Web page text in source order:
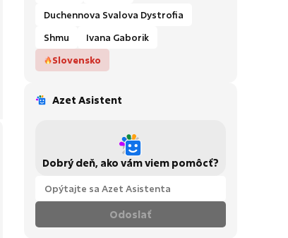
Duchennova Svalova Dystrofia
Shmu
Ivana Gaborik
Slovensko
Azet Asistent
Dobrý deň, ako vám viem pomôcť?
Odoslať